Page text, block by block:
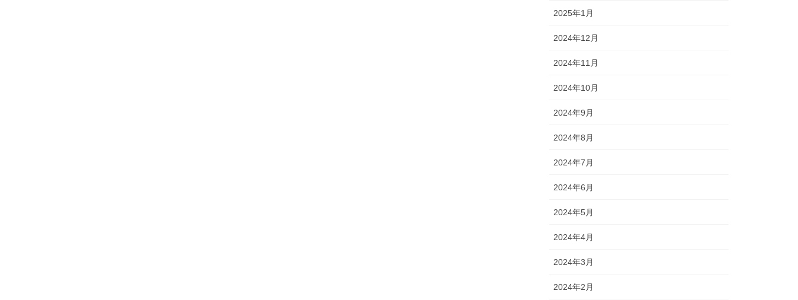
2025年1月
2024年12月
2024年11月
2024年10月
2024年9月
2024年8月
2024年7月
2024年6月
2024年5月
2024年4月
2024年3月
2024年2月